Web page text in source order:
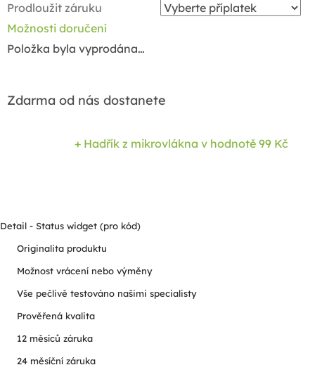
Prodloužit záruku
Možnosti doručení
Položka byla vyprodána…
Zdarma od nás dostanete
+ Hadřík z mikrovlákna v hodnotě 99 Kč
Detail - Status widget (pro kód)
Originalita produktu
Možnost vrácení nebo výměny
Vše pečlivě testováno našimi specialisty
Prověřená kvalita
12 měsíců záruka
24 měsíční záruka